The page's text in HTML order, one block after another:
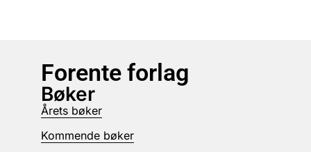
Forente forlag
Bøker
Årets bøker
Kommende bøker